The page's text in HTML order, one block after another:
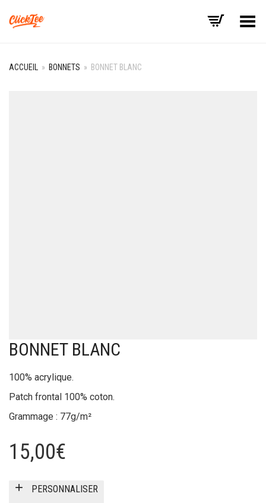
Basculer le menu
ACCUEIL » BONNETS » BONNET BLANC
BONNET BLANC
100% acrylique.
Patch frontal 100% coton.
Grammage : 77g/m²
15,00€
PERSONNALISER